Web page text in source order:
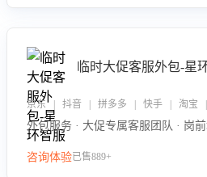
临时大促客服外包-星
京东 | 抖音 | 拼多多 | 快手 | 淘宝
外包服务 · 大促专属客服团队 · 岗前
咨询体验已售889+